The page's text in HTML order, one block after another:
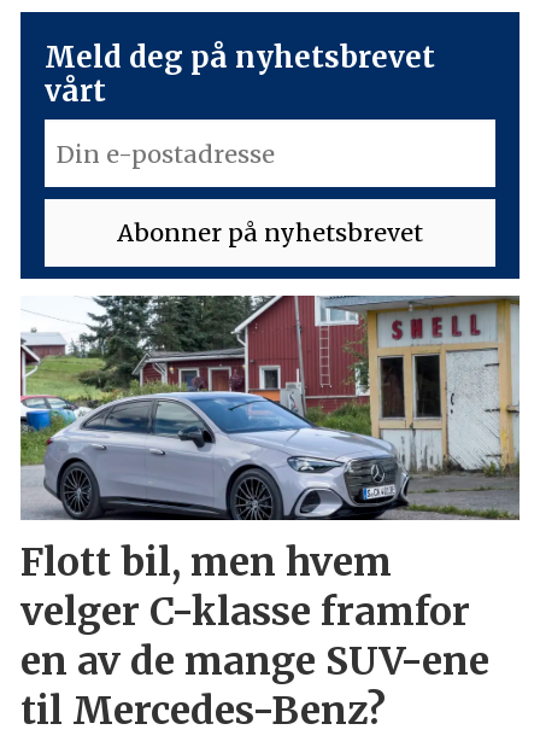
Meld deg på nyhetsbrevet
vårt
Flott bil, men hvem
velger C-klasse framfor
en av de mange SUV-ene
til Mercedes-Benz?